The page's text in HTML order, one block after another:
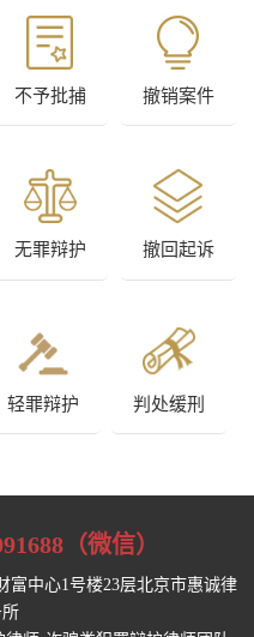
不予批捕 撤销案件
无罪辩护 撤回起诉
轻罪辩护 判处缓刑
（微信）
富中心1号楼23层北京市惠诚律